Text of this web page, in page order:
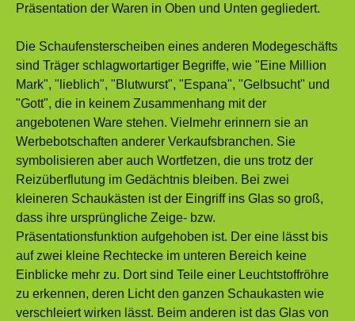
Präsentation der Waren in Oben und Unten gegliedert.
Die Schaufensterscheiben eines anderen Modegeschäfts
sind Träger schlagwortartiger Begriffe, wie "Eine Million
Mark", "lieblich", "Blutwurst", "Espana", "Gelbsucht" und
"Gott", die in keinem Zusammenhang mit der
angebotenen Ware stehen. Vielmehr erinnern sie an
Werbebotschaften anderer Verkaufsbranchen. Sie
symbolisieren aber auch Wortfetzen, die uns trotz der
Reizüberflutung im Gedächtnis bleiben. Bei zwei
kleineren Schaukästen ist der Eingriff ins Glas so groß,
dass ihre ursprüngliche Zeige- bzw.
Präsentationsfunktion aufgehoben ist. Der eine lässt bis
auf zwei kleine Rechtecke im unteren Bereich keine
Einblicke mehr zu. Dort sind Teile einer Leuchtstoffröhre
zu erkennen, deren Licht den ganzen Schaukasten wie
verschleiert wirken lässt. Beim anderen ist das Glas von